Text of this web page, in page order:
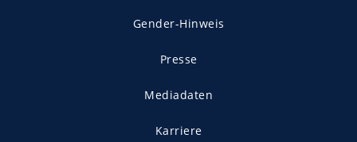
Gender-Hinweis
Presse
Mediadaten
Karriere